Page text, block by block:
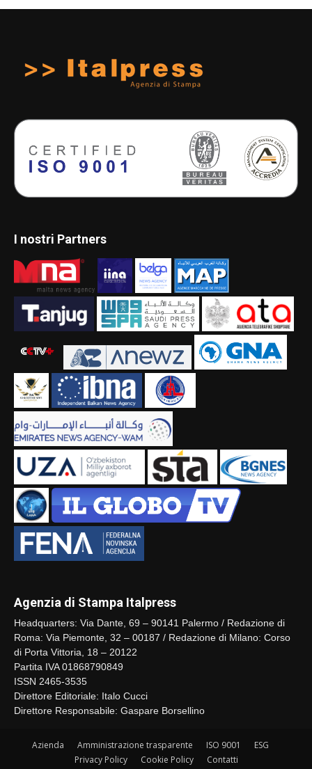
I nostri Partners
Agenzia di Stampa Italpress
Headquarters: Via Dante, 69 – 90141 Palermo / Redazione di
Roma: Via Piemonte, 32 – 00187 / Redazione di Milano: Corso
di Porta Vittoria, 18 – 20122
Partita IVA 01868790849
ISSN 2465-3535
Direttore Editoriale: Italo Cucci
Direttore Responsabile: Gaspare Borsellino
Azienda Amministrazione trasparente ISO 9001
ESG
Privacy Policy
Cookie Policy Contatti